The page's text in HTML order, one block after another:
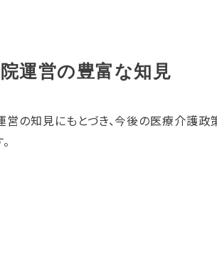
運営の豊富な知見
営の知見にもとづき、今後の医療介護